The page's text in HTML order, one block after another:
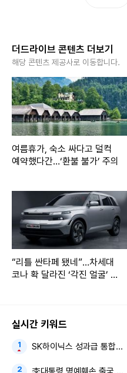
더드라이브 콘텐츠 더보기
해당 콘텐츠 제공사로 이동합니다.
여름휴가, 숙소 싸다고 덜컥
예약했다간…‘환불 불가’ 주의
“리틀 싼타페 됐네”…차세대
코나 확 달라진 ‘각진 얼굴’ 공
실시간 키워드
SK하이닉스 성과급 통합노조